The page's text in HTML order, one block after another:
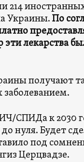
214
Украины.По
лекарства
получают
СПИДа к 2030
нуля. Будет
под
Церцвадзе.